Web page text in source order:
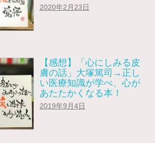
2020年2月23日
【感想】「心にしみる皮
膚の話」大塚篤司→正し
い医療知識が学べ、心が
あたたかくなる本！
2019年9月4日